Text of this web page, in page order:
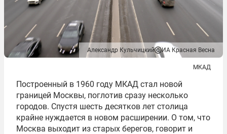
Александр Кульчицкий ИА Красная Весна
МКАД
Построенный в 1960 году МКАД стал новой
границей Москвы, поглотив сразу несколько
городов. Спустя шесть десятков лет столица
крайне нуждается в новом расширении. О том, что
Москва выходит из старых берегов, говорит и